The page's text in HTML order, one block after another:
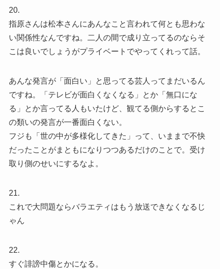
20.
指原さんは松本さんにあんなこと言われて何とも思わな
い関係性なんですね。二人の間で成り立ってるのならそ
こは良いでしょうがプライベートでやってくれって話。
あんな発言が「面白い」と思ってる芸人ってまだいるん
ですね。「テレビが面白くなくなる」とか「無口にな
る」とか言ってる人もいたけど、観てる側からするとこ
の類いの発言が一番面白くない。
フジも「世の中が多様化してきた」って、いままで不快
だったことがまともになりつつあるだけのことで。受け
取り側のせいにするなよ。
21.
これで大問題ならバラエティはもう放送できなくなるじ
ゃん
22.
すぐ誹謗中傷とかになる。